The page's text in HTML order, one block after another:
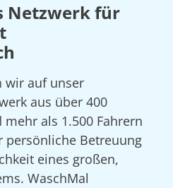
Netzwerk für
wir auf unser
aus über 400
als 1.500 Fahrern
persönliche Betreuung
eines großen,
WaschMal